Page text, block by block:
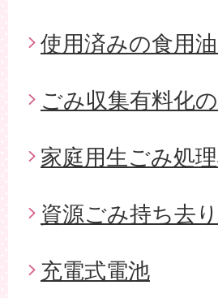
使用済みの食用
ごみ収集有料化
家庭用生ごみ処
資源ごみ持ち去
充電式電池